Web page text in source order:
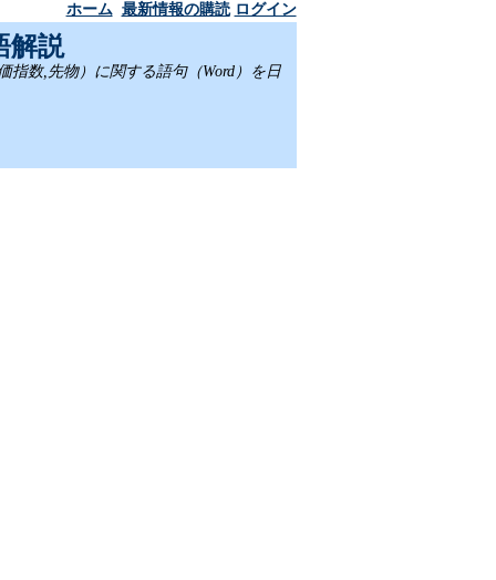
ホーム 最新情報の購読 ログイン
解説
指数,先物）に関する語句（Word）を日